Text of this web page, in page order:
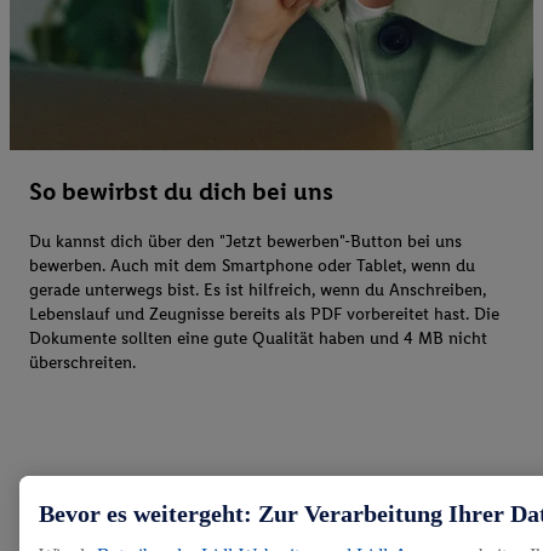
So bewirbst du dich bei uns
Du kannst dich über den "Jetzt bewerben"-Button bei uns
bewerben. Auch mit dem Smartphone oder Tablet, wenn du
gerade unterwegs bist. Es ist hilfreich, wenn du Anschreiben,
Lebenslauf und Zeugnisse bereits als PDF vorbereitet hast. Die
Dokumente sollten eine gute Qualität haben und 4 MB nicht
überschreiten.
Bevor es weitergeht: Zur Verarbeitung Ihrer